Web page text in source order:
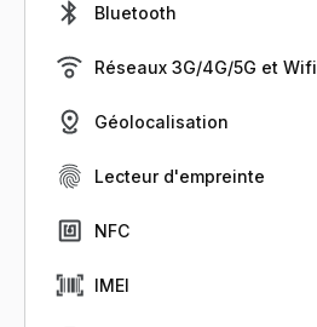
Bluetooth
Réseaux 3G/4G/5G et Wifi
Géolocalisation
Lecteur d'empreinte
NFC
IMEI